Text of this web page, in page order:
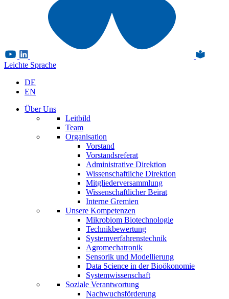
Leichte Sprache
DE
EN
Über Uns
Leitbild
Team
Organisation
Vorstand
Vorstandsreferat
Administrative Direktion
Wissenschaftliche Direktion
Mitgliederversammlung
Wissenschaftlicher Beirat
Interne Gremien
Unsere Kompetenzen
Mikrobiom Biotechnologie
Technikbewertung
Systemverfahrenstechnik
Agromechatronik
Sensorik und Modellierung
Data Science in der Bioökonomie
Systemwissenschaft
Soziale Verantwortung
Nachwuchsförderung